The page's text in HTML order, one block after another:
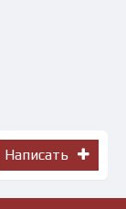
Написать